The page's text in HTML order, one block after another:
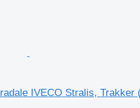
IVECO Stralis, Trakker